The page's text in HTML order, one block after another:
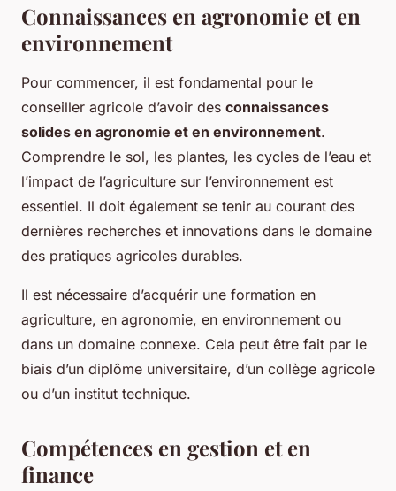
Connaissances en agronomie et en
environnement
Pour commencer, il est fondamental pour le
conseiller agricole d’avoir des connaissances
solides en agronomie et en environnement.
Comprendre le sol, les plantes, les cycles de l’eau et
l’impact de l’agriculture sur l’environnement est
essentiel. Il doit également se tenir au courant des
dernières recherches et innovations dans le domaine
des pratiques agricoles durables.
Il est nécessaire d’acquérir une formation en
agriculture, en agronomie, en environnement ou
dans un domaine connexe. Cela peut être fait par le
biais d’un diplôme universitaire, d’un collège agricole
ou d’un institut technique.
Compétences en gestion et en
finance